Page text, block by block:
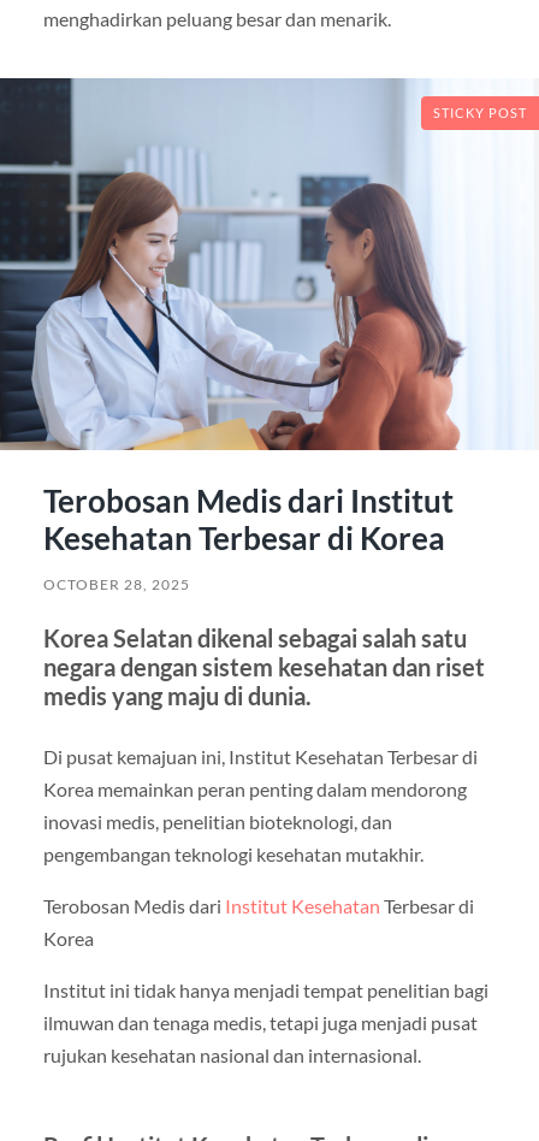
menghadirkan peluang besar dan menarik.
STICKY POST
Terobosan Medis dari Institut
Kesehatan Terbesar di Korea
OCTOBER 28, 2025
Korea Selatan dikenal sebagai salah satu
negara dengan sistem kesehatan dan riset
medis yang maju di dunia.
Di pusat kemajuan ini, Institut Kesehatan Terbesar di
Korea memainkan peran penting dalam mendorong
inovasi medis, penelitian bioteknologi, dan
pengembangan teknologi kesehatan mutakhir.
Terobosan Medis dari Institut Kesehatan Terbesar di
Korea
Institut ini tidak hanya menjadi tempat penelitian bagi
ilmuwan dan tenaga medis, tetapi juga menjadi pusat
rujukan kesehatan nasional dan internasional.